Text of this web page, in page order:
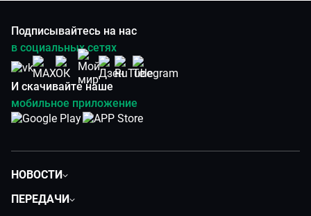
Подписывайтесь на нас
в социальных сетях
И скачивайте наше
мобильное приложение
НОВОСТИ
ПЕРЕДАЧИ